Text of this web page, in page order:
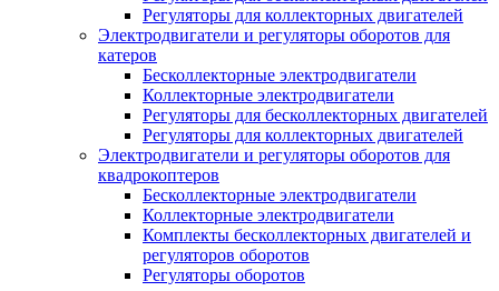
Регуляторы для коллекторных двигателей
Электродвигатели и регуляторы оборотов для
катеров
Бесколлекторные электродвигатели
Коллекторные электродвигатели
Регуляторы для бесколлекторных двигателей
Регуляторы для коллекторных двигателей
Электродвигатели и регуляторы оборотов для
квадрокоптеров
Бесколлекторные электродвигатели
Коллекторные электродвигатели
Комплекты бесколлекторных двигателей и
регуляторов оборотов
Регуляторы оборотов